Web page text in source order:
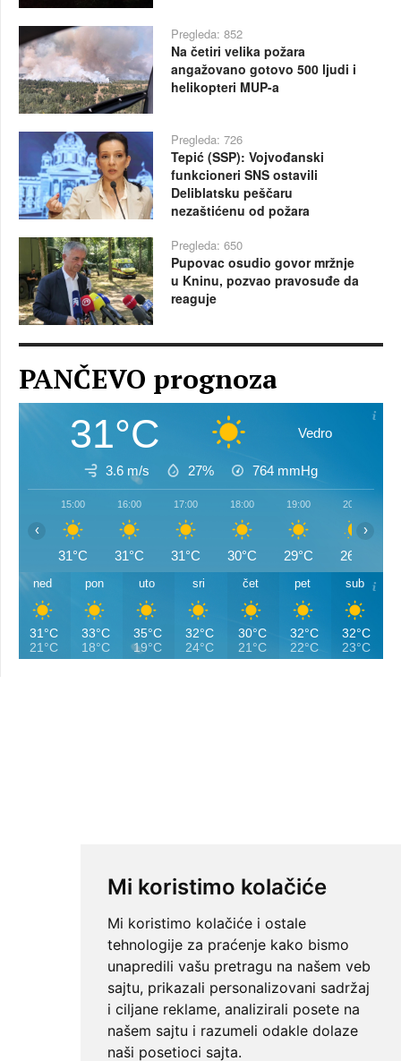
Mi koristimo kolačiće
Mi koristimo kolačiće i ostale
tehnologije za praćenje kako bismo
unapredili vašu pretragu na našem veb
sajtu, prikazali personalizovani sadržaj
i ciljane reklame, analizirali posete na
našem sajtu i razumeli odakle dolaze
naši posetioci sajta.
Pregleda: 852
Na četiri velika požara
angažovano gotovo 500 ljudi i
helikopteri MUP-a
Pregleda: 726
Tepić (SSP): Vojvođanski
funkcioneri SNS ostavili
Deliblatsku peščaru
nezaštićenu od požara
Pregleda: 650
Pupovac osudio govor mržnje
u Kninu, pozvao pravosuđe da
reaguje
PANČEVO prognoza
31°C Vedro
3.6 m/s 27% 764 mmHg
15:00
31°C
16:00
31°C
17:00
31°C
18:00
30°C
19:00
29°C
20:00
26°C
‹ ›
ned
31°C
21°C
pon
33°C
18°C
uto
35°C
19°C
sri
32°C
24°C
čet
30°C
21°C
pet
32°C
22°C
sub
32°C
23°C